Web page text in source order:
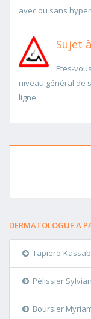
avec ou sans
Sujet
Etes-
niveau général de
ligne.
DERMATOLOGUE A
Tapiero-
Pélissier
Boursier